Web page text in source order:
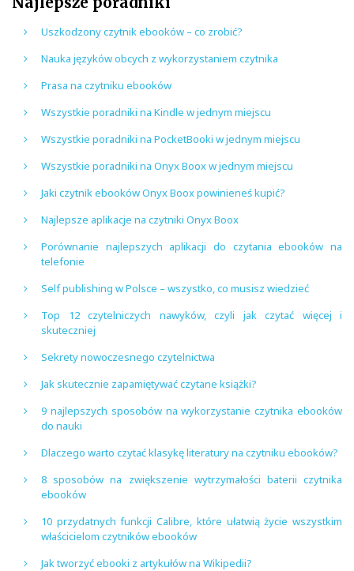
Uszkodzony czytnik ebooków – co zrobić?
Nauka języków obcych z wykorzystaniem czytnika
Prasa na czytniku ebooków
Wszystkie poradniki na Kindle w jednym miejscu
Wszystkie poradniki na PocketBooki w jednym miejscu
Wszystkie poradniki na Onyx Boox w jednym miejscu
Jaki czytnik ebooków Onyx Boox powinieneś kupić?
Najlepsze aplikacje na czytniki Onyx Boox
Porównanie najlepszych aplikacji do czytania ebooków na
telefonie
Self publishing w Polsce – wszystko, co musisz wiedzieć
Top 12 czytelniczych nawyków, czyli jak czytać więcej i
skuteczniej
Sekrety nowoczesnego czytelnictwa
Jak skutecznie zapamiętywać czytane książki?
9 najlepszych sposobów na wykorzystanie czytnika ebooków
do nauki
Dlaczego warto czytać klasykę literatury na czytniku ebooków?
8 sposobów na zwiększenie wytrzymałości baterii czytnika
ebooków
10 przydatnych funkcji Calibre, które ułatwią życie wszystkim
właścicielom czytników ebooków
Jak tworzyć ebooki z artykułów na Wikipedii?